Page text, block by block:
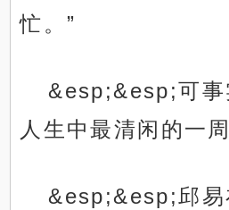
忙。”
&esp;&esp;可事
人生中最清闲的一周
&esp;&esp;邱易